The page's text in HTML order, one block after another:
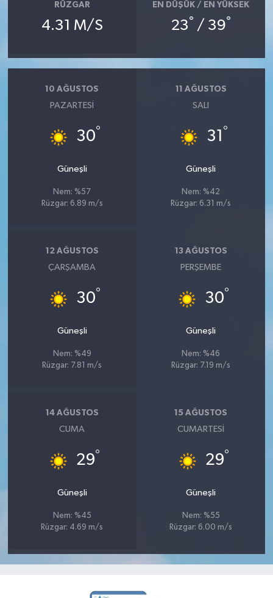
RÜZGAR
4.31 M/S
EN DÜŞÜK / EN YÜKSEK
23° / 39°
10 AĞUSTOS
PAZARTESI
30°
Güneşli
Nem: %57
Rüzgar: 6.89 m/s
11 AĞUSTOS
SALI
31 °
Güneşli
Nem: %42
Rüzgar: 6.31 m/s
12 AĞUSTOS
ÇARŞAMBA
30°
Güneşli
Nem: %49
Rüzgar: 7.81 m/s
13 AĞUSTOS
PERŞEMBE
30°
Güneşli
Nem: %46
Rüzgar: 7.19 m/s
14 AĞUSTOS
CUMA
29°
Güneşli
Nem: %45
Rüzgar: 4.69 m/s
15 AĞUSTOS
CUMARTESI
29°
Güneşli
Nem: %55
Rüzgar: 6.00 m/s